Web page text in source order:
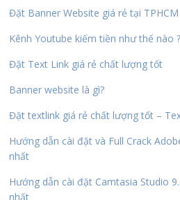
Đặt Banner Website giá rẻ tại TPHCM
Kênh Youtube kiếm tiền như thế nào ?
Đặt Text Link giá rẻ chất lượng tốt
Banner website là gì?
Đặt textlink giá rẻ chất lượng tốt –
Hướng dẫn cài đặt và Full Crack
nhất
Hướng dẫn cài đặt Camtasia Studio
nhất